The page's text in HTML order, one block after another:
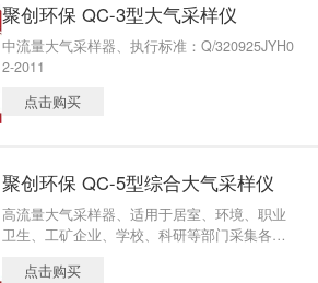
聚创环保 QC-3型大气采样仪
中流量大气采样器、执行标准：Q/320925JYH0
2-2011
点击购买
聚创环保 QC-5型综合大气采样仪
高流量大气采样器、适用于居室、环境、职业
卫生、工矿企业、学校、科研等部门采集各种
点击购买